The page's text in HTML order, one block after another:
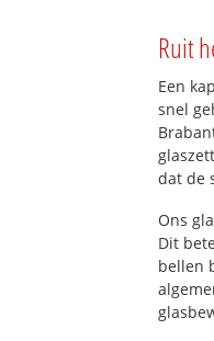
Ruit
Een
snel
dat de
Ons
Dit
bellen